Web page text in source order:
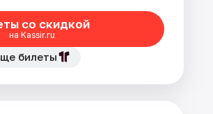
со скидкой
на Kassir.ru
билеты